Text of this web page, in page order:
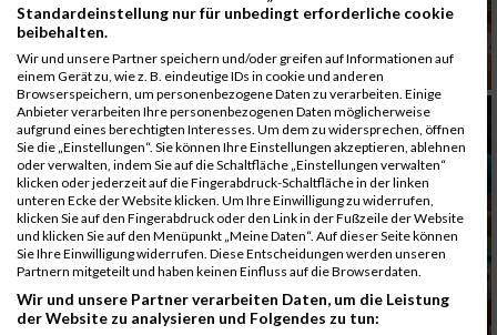
Standardeinstellung nur für unbedingt erforderliche cookie
beibehalten.
Wir und unsere Partner speichern und/oder greifen auf Informationen auf
einem Gerät zu, wie z. B. eindeutige IDs in cookie und anderen
Browserspeichern, um personenbezogene Daten zu verarbeiten. Einige
Anbieter verarbeiten Ihre personenbezogenen Daten möglicherweise
aufgrund eines berechtigten Interesses. Um dem zu widersprechen, öffnen
Sie die „Einstellungen“. Sie können Ihre Einstellungen akzeptieren, ablehnen
oder verwalten, indem Sie auf die Schaltfläche „Einstellungen verwalten“
klicken oder jederzeit auf die Fingerabdruck-Schaltfläche in der linken
unteren Ecke der Website klicken. Um Ihre Einwilligung zu widerrufen,
klicken Sie auf den Fingerabdruck oder den Link in der Fußzeile der Website
und klicken Sie auf den Menüpunkt „Meine Daten“. Auf dieser Seite können
Sie Ihre Einwilligung widerrufen. Diese Entscheidungen werden unseren
Partnern mitgeteilt und haben keinen Einfluss auf die Browserdaten.
Wir und unsere Partner verarbeiten Daten, um die Leistung
der Website zu analysieren und Folgendes zu tun: